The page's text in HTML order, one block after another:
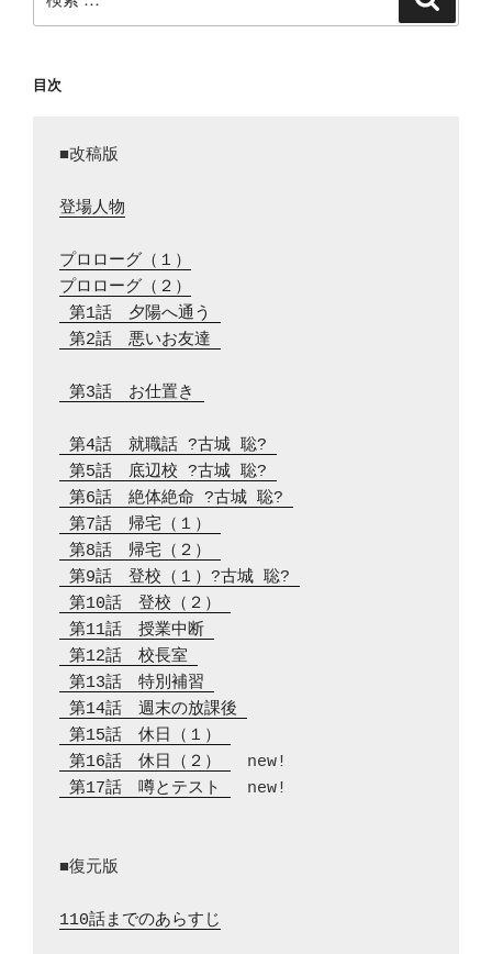
索:
目次
■改稿版
登場人物
プロローグ（１）
プロローグ（２）
第1話　夕陽へ通う
第2話　悪いお友達
第3話　お仕置き
第4話　就職話 ?古城 聡?
第5話　底辺校 ?古城 聡?
第6話　絶体絶命 ?古城 聡?
第7話　帰宅（１）
第8話　帰宅（２）
第9話　登校（１）?古城 聡?
第10話　登校（２）
第11話　授業中断
第12話　校長室
第13話　特別補習
第14話　週末の放課後
第15話　休日（１）
第16話　休日（２）
第17話　噂とテスト
new!
■復元版
110話までのあらすじ